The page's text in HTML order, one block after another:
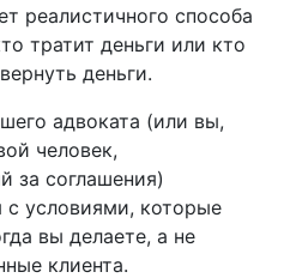
реалистичного способа
тратит деньги или кто
деньги.
адвоката (или вы,
человек,
за соглашения)
с условиями, которые
вы делаете, а не
клиента.